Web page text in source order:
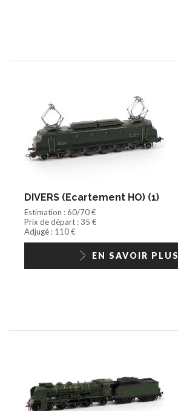
DIVERS (Ecartement HO) (1)
Estimation : 60/70 €
Prix de départ : 35 €
Adjugé : 110 €
EN SAVOIR PLUS